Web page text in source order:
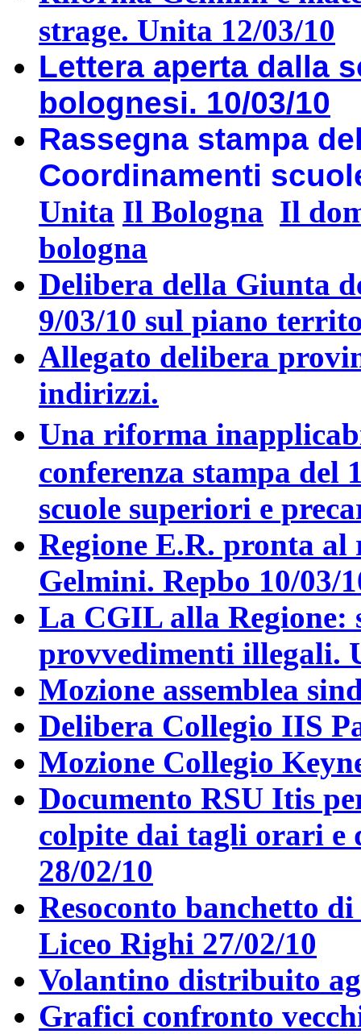
strage. Unita 12/03/10
Lettera aperta dalla
bolognesi. 10/03/10
Rassegna stampa
Coordinamenti
Unita Il Bologna Il
bologna
Delibera della Giunta
9/03/10 sul piano
Allegato delibera
indirizzi.
Una riforma
conferenza stampa del
scuole superiori e
Regione E.R. pronta
Gelmini. Repbo 10/03/
La CGIL alla
provvedimenti illegali.
Mozione assemblea
Delibera Collegio IIS
Mozione Collegio
Documento RSU Itis
colpite dai tagli orari e
28/02/10
Resoconto banchetto
Liceo Righi 27/02/10
Volantino distribuito
Grafici confronto